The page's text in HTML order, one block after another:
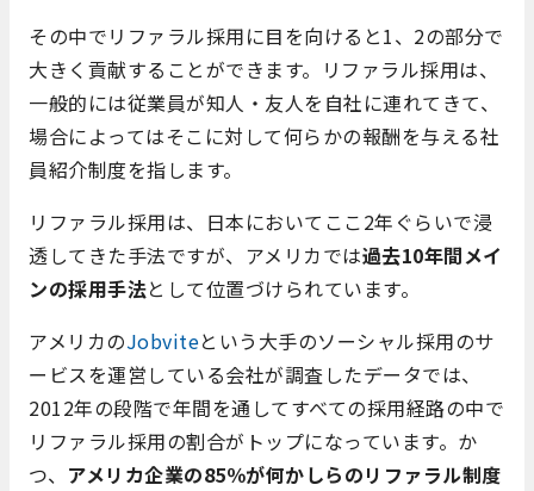
その中でリファラル採用に目を向けると1、2の部分で
大きく貢献することができます。リファラル採用は、
一般的には従業員が知人・友人を自社に連れてきて、
場合によってはそこに対して何らかの報酬を与える社
員紹介制度を指します。
リファラル採用は、日本においてここ2年ぐらいで浸
透してきた手法ですが、アメリカでは過去10年間メイ
ンの採用手法として位置づけられています。
アメリカのJobviteという大手のソーシャル採用のサ
ービスを運営している会社が調査したデータでは、
2012年の段階で年間を通してすべての採用経路の中で
リファラル採用の割合がトップになっています。か
つ、 アメリカ企業の85％が何かしらのリファラル制度